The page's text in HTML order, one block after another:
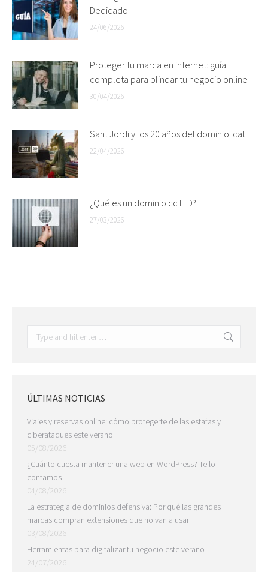
Dedicado
24/06/2026
Proteger tu marca en internet: guía
completa para blindar tu negocio online
30/04/2026
Sant Jordi y los 20 años del dominio .cat
22/04/2026
¿Qué es un dominio ccTLD?
27/03/2026
ÚLTIMAS NOTICIAS
Viajes y reservas online: cómo protegerte de las estafas y
ciberataques este verano
05/08/2026
¿Cuánto cuesta mantener una web en WordPress? Te lo
contamos
04/08/2026
La estrategia de dominios defensiva: Por qué las grandes
marcas compran extensiones que no van a usar
03/08/2026
Herramientas para digitalizar tu negocio este verano
24/07/2026